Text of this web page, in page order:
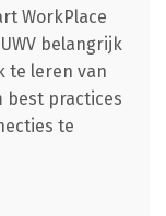
WorkPlace
belangrijk
te leren van
best practices
te